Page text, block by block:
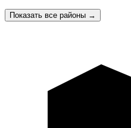
Показать все районы →